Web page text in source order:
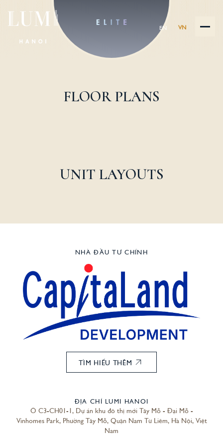
EN VN
FLOOR PLANS
UNIT LAYOUTS
NHÀ ĐẦU TƯ CHÍNH
TÌM HIỂU THÊM
ĐỊA CHỈ LUMI HANOI
Ô C3-CH01-1, Dự án khu đô thị mới Tây Mỗ - Đại Mỗ -
Vinhomes Park, Phường Tây Mỗ, Quận Nam Từ Liêm, Hà Nội, Việt
Nam